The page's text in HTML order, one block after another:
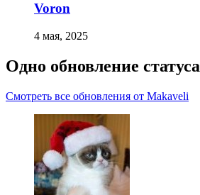
Voron
4 мая, 2025
Одно обновление статуса
Смотреть все обновления от Makaveli